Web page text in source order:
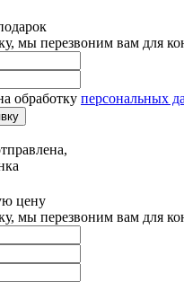
мы перезвоним вам для
обработку персональных
цену
мы перезвоним вам для